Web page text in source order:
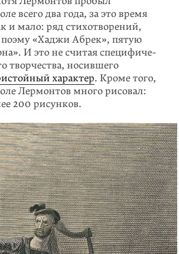
всего два года, за это время
и мало: ряд стихотворений,
«Хаджи Абрек», пятую
И это не считая специфиче­
творчества, носившего
характер. Кроме того,
Лермонтов много рисовал:
200 рисунков.